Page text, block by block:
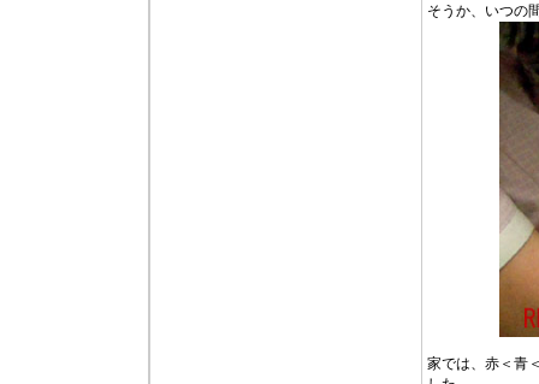
そうか、いつの
家では、赤＜青